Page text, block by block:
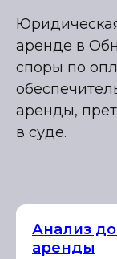
аренде в
споры по
аренды,
в суде.
Анализ
аренды